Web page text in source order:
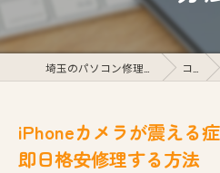
コラム
iPhoneカメラが震える
即日格安修理する方法